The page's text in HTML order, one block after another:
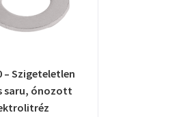
– Szigeteletlen
saru, ónozott